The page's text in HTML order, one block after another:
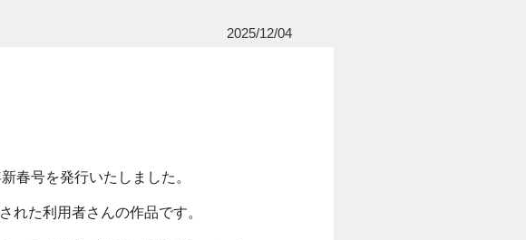
2025/12/04
春号を発行いたしました。
れた利用者さんの作品です。